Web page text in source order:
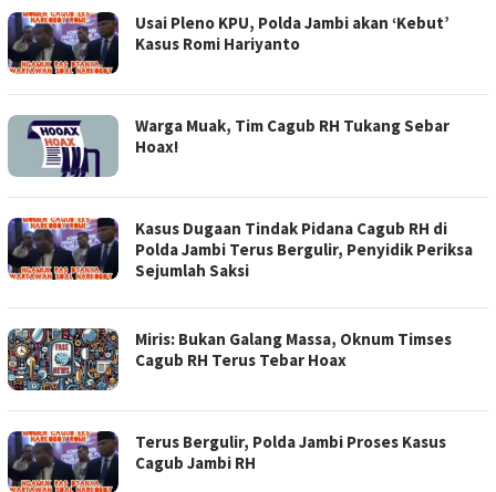
Usai Pleno KPU, Polda Jambi akan ‘Kebut’
Kasus Romi Hariyanto
Warga Muak, Tim Cagub RH Tukang Sebar
Hoax!
Kasus Dugaan Tindak Pidana Cagub RH di
Polda Jambi Terus Bergulir, Penyidik Periksa
Sejumlah Saksi
Miris: Bukan Galang Massa, Oknum Timses
Cagub RH Terus Tebar Hoax
Terus Bergulir, Polda Jambi Proses Kasus
Cagub Jambi RH